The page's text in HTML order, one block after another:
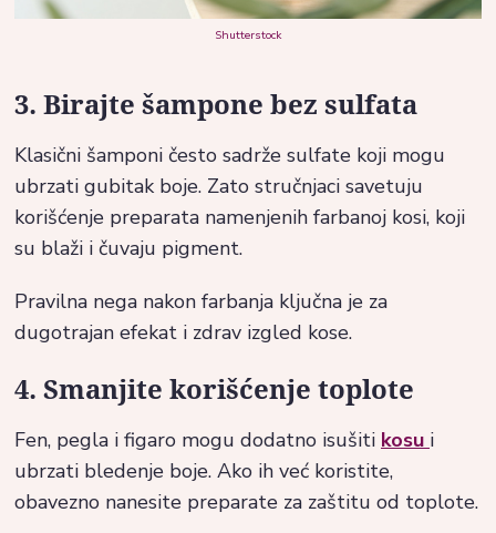
Shutterstock
3. Birajte šampone bez sulfata
Klasični šamponi često sadrže sulfate koji mogu
ubrzati gubitak boje. Zato stručnjaci savetuju
korišćenje preparata namenjenih farbanoj kosi, koji
su blaži i čuvaju pigment.
Pravilna nega nakon farbanja ključna je za
dugotrajan efekat i zdrav izgled kose.
4. Smanjite korišćenje toplote
Fen, pegla i figaro mogu dodatno isušiti kosu i
ubrzati bledenje boje. Ako ih već koristite,
obavezno nanesite preparate za zaštitu od toplote.